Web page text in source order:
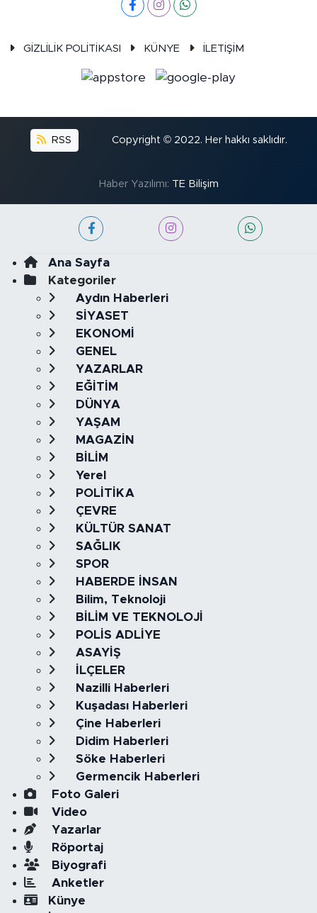
GİZLİLİK POLİTİKASI KÜNYE İLETİŞİM
RSS Copyright © 2022. Her hakkı saklıdır.
Haber Yazılımı: TE Bilişim
Ana Sayfa
Kategoriler
Aydın Haberleri
SİYASET
EKONOMİ
GENEL
YAZARLAR
EĞİTİM
DÜNYA
YAŞAM
MAGAZİN
BİLİM
Yerel
POLİTİKA
ÇEVRE
KÜLTÜR SANAT
SAĞLIK
SPOR
HABERDE İNSAN
Bilim, Teknoloji
BİLİM VE TEKNOLOJİ
POLİS ADLİYE
ASAYİŞ
İLÇELER
Nazilli Haberleri
Kuşadası Haberleri
Çine Haberleri
Didim Haberleri
Söke Haberleri
Germencik Haberleri
Foto Galeri
Video
Yazarlar
Röportaj
Biyografi
Anketler
Künye